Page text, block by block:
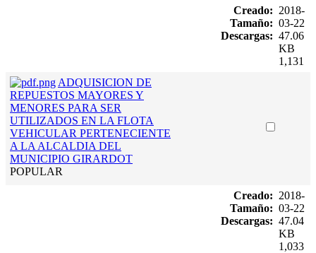
Creado:
Tamaño:
Descargas:
2018-
03-22
47.06
KB
1,131
ADQUISICION DE
REPUESTOS MAYORES Y
MENORES PARA SER
UTILIZADOS EN LA FLOTA
VEHICULAR PERTENECIENTE
A LA ALCALDIA DEL
MUNICIPIO GIRARDOT
POPULAR
Creado:
Tamaño:
Descargas:
2018-
03-22
47.04
KB
1,033